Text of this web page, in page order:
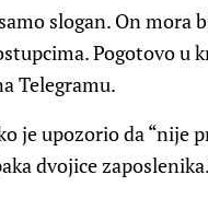
slogan. On
Pogotovo u
Telegramu.
je upozorio da “nije
dvojice